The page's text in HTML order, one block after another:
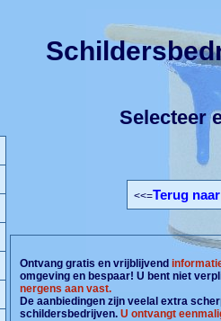
Selecteer
<<=Terug
Ontvang gratis en vrijblijvend
omgeving en bespaar! U bent niet
nergens aan vast.
De aanbiedingen zijn veelal extra
schildersbedrijven.U ontvangt